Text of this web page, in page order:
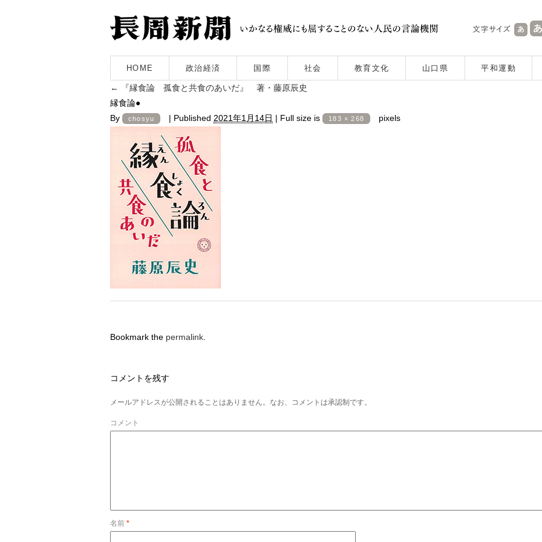
HOME 政治経済 国際 社会 教育文化 山口県 平和運動
←
『縁食論 孤食と共食のあいだ』 著・藤原辰史
縁食論●
By
chosyu | Published 2021年1月14日 | Full size is 183 × 268 pixels
Bookmark the permalink
コメントを残す
メールアドレスが公開されることはありません。なお、コメントは承認制です。
コメント
名前 *